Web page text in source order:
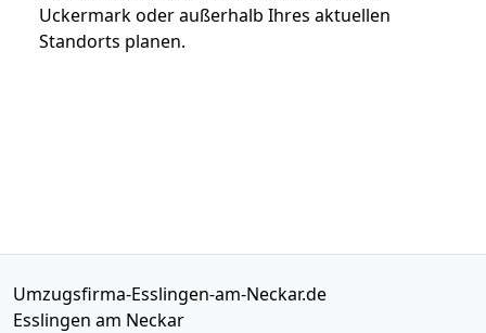
Uckermark oder außerhalb Ihres aktuellen
Standorts planen.
Umzugsfirma-Esslingen-am-Neckar.de
Esslingen am Neckar